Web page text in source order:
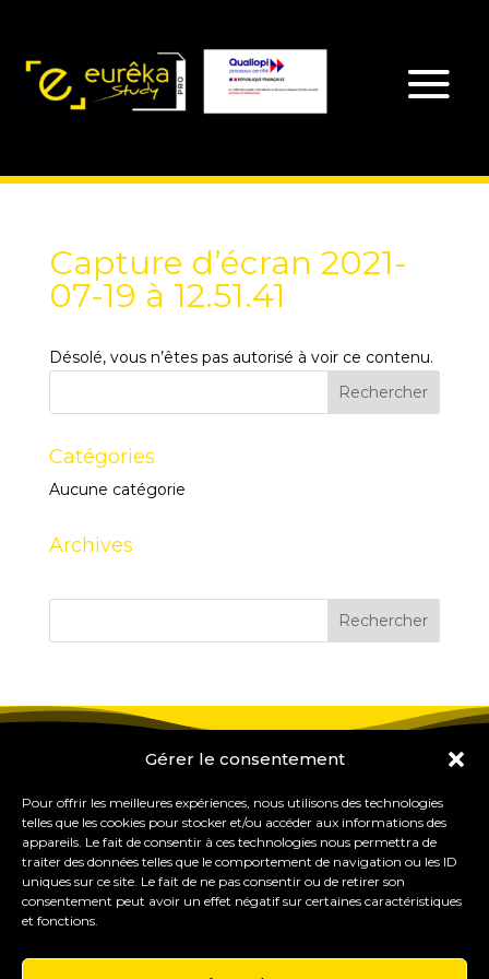
Gérer le consentement
Pour offrir les meilleures expériences, nous utilisons des technologies
telles que les cookies pour stocker et/ou accéder aux informations des
appareils. Le fait de consentir à ces technologies nous permettra de
traiter des données telles que le comportement de navigation ou les ID
uniques sur ce site. Le fait de ne pas consentir ou de retirer son
consentement peut avoir un effet négatif sur certaines caractéristiques
et fonctions.
Capture d’écran 2021-
07-19 à 12.51.41
Désolé, vous n’êtes pas autorisé à voir ce contenu.
Catégories
Aucune catégorie
Archives